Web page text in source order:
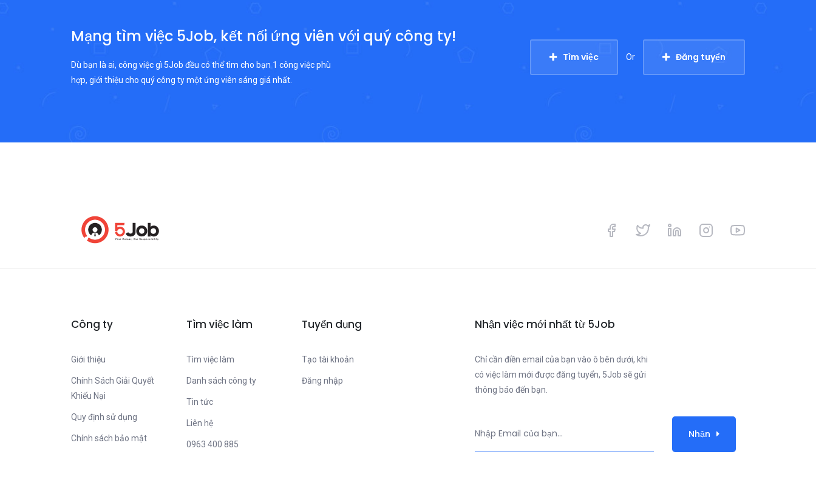
Mạng tìm việc 5Job, kết nối ứng viên với quý công ty!
Dù bạn là ai, công việc gì 5Job đều có thể tìm cho bạn 1 công việc phù
hợp, giới thiệu cho quý công ty một ứng viên sáng giá nhất.
Tìm việc Or Đăng tuyển
Công ty
Giới thiệu
Chính Sách Giải Quyết
Khiếu Nại
Quy định sử dụng
Chính sách bảo mật
Tìm việc làm
Tìm việc làm
Danh sách công ty
Tin tức
Liên hệ
0963 400 885
Tuyển dụng
Tạo tài khoản
Đăng nhập
Nhận việc mới nhất từ 5Job
Chỉ cần điền email của bạn vào ô bên dưới, khi
có việc làm mới được đăng tuyển, 5Job sẽ gửi
thông báo đến bạn.
Nhận